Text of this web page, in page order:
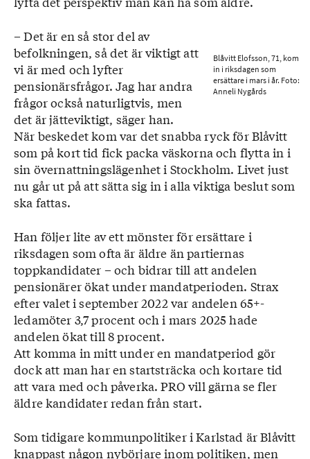
Blåvitt Elofsson, 71, kom
in i riksdagen som
ersättare i mars i år. Foto:
Anneli Nygårds
– Det är en så stor del av
befolkningen, så det är viktigt att
vi är med och lyfter
pensionärsfrågor. Jag har andra
frågor också naturligtvis, men
det är jätteviktigt, säger han.
När beskedet kom var det snabba ryck för Blåvitt
som på kort tid fick packa väskorna och flytta in i
sin övernattningslägenhet i Stockholm. Livet just
nu går ut på att sätta sig in i alla viktiga beslut som
ska fattas.
Han följer lite av ett mönster för ersättare i
riksdagen som ofta är äldre än partiernas
toppkandidater – och bidrar till att andelen
pensionärer ökat under mandatperioden. Strax
efter valet i september 2022 var andelen 65+-
ledamöter 3,7 procent och i mars 2025 hade
andelen ökat till 8 procent.
Att komma in mitt under en mandatperiod gör
dock att man har en startsträcka och kortare tid
att vara med och påverka. PRO vill gärna se fler
äldre kandidater redan från start.
Som tidigare kommunpolitiker i Karlstad är Blåvitt
knappast någon nybörjare inom politiken, men